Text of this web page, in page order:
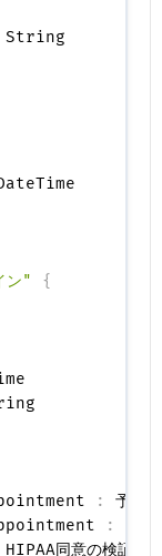
String
ン"
{
:
予約
: